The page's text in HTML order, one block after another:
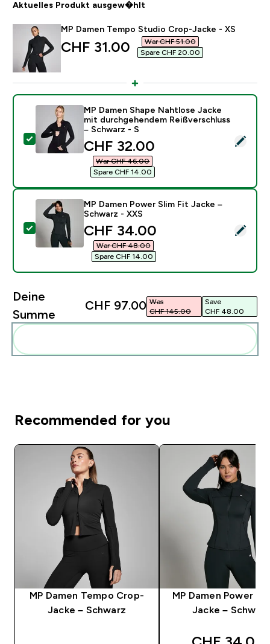
Aktuelles Produkt ausgew�hlt
MP Damen Tempo Studio Crop-Jacke - XS
discounted price
CHF 31.00‎
War CHF 51.00‎
Spare CHF 20.00‎
Dieses Produkt ausw�hlen - MP Damen Shape
MP Damen Shape Nahtlose Jacke
mit durchgehendem Reißverschluss
– Schwarz - S
discounted price
CHF 32.00‎
War CHF 46.00‎
Spare CHF 14.00‎
Dieses Produkt ausw�hlen - MP Damen Power Slim
MP Damen Power Slim Fit Jacke –
Schwarz - XXS
discounted price
CHF 34.00‎
War CHF 48.00‎
Spare CHF 14.00‎
Deine
Summe
CHF 97.00‎ Was
CHF 145.00‎
Save
CHF 48.00‎
Recommended for you
MP Damen Tempo Crop-
Jacke – Schwarz
MP Damen Power
Jacke – Schwarz
discounted